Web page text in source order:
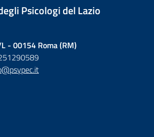
Psicologi del Lazio
- 00154 Roma (RM)
new tab)- new tab)